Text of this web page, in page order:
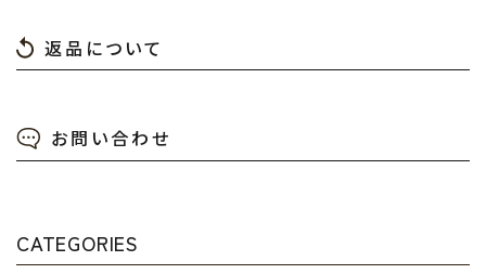
返品について
お問い合わせ
CATEGORIES